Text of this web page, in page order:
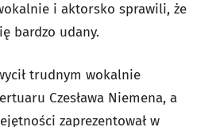
i aktorsko sprawili, że
bardzo udany.
trudnym wokalnie
Czesława Niemena, a
zaprezentował w